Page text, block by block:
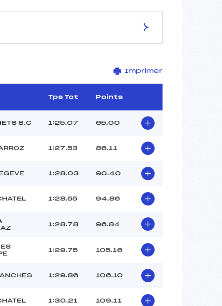
STADE DE SLALOM
1670
3108/02/14
CDS ()
:
-6
Imprimer
Tps Tot Points
S.C 1:25.07 65.00
1:27.53 86.11
1:28.03 90.40
1:28.55 94.86
1:28.78 96.84
1:29.75 105.16
1:29.86 106.10
1:30.21 109.11